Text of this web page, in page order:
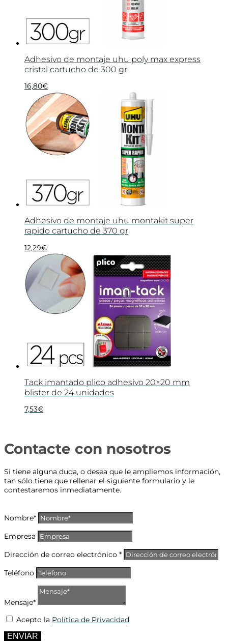
Adhesivo de montaje uhu poly max express
cristal cartucho de 300 gr
16,80€
Adhesivo de montaje uhu montakit super
rapido cartucho de 370 gr
12,29€
Tack imantado plico adhesivo 20×20 mm
blister de 24 unidades
7,53€
Contacte con nosotros
Si tiene alguna duda, o desea que le ampliemos información,
tan sólo tiene que rellenar el siguiente formulario y le
contestaremos inmediatamente.
Nombre*
Empresa
Dirección de correo electrónico *
Teléfono
Mensaje*
Acepto la Política de Privacidad
ENVIAR